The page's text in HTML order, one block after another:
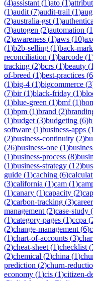
(4)assistant (1)ato (1)
(1)audit (7)audit-trail (1)
(2)australia-gst (1)
(3)autogen (2)automation (
(2)awareness (1)aws (10)
(1)b2b-selling (1)back-
reconciliation (1)barcode (1
tracking (2)bcrs (1)beauty (1
of-breed (1)best-practices (6
(1)big-4 (1)bigcommerce (3
(7)bir(1)black-friday (1)
(1)blue-green (1)bmf(1)
(1)bpm (1)brand (2)
(1)budget (3)budgeting (6)
software (1)business-apps (1
(2)business-continuity (2)
(26)business-one (1)
(1)business-process (8)
(1)business-strategy (12)
guide (1)caching (6)
(3)california (1)cam (1)
(1)canary (1)capacity (2)
(2)carbon-tracking (3)
management (2)case-study (
(1)category-pages (1)ccpa (
(2)change-management (6)
(1)chart-of-accounts (3)
(2)cheat-sheet (1)checklist (
(2)chemical (2)china (1)
prediction (2)churn-
economy (1)cis (1)citizen-